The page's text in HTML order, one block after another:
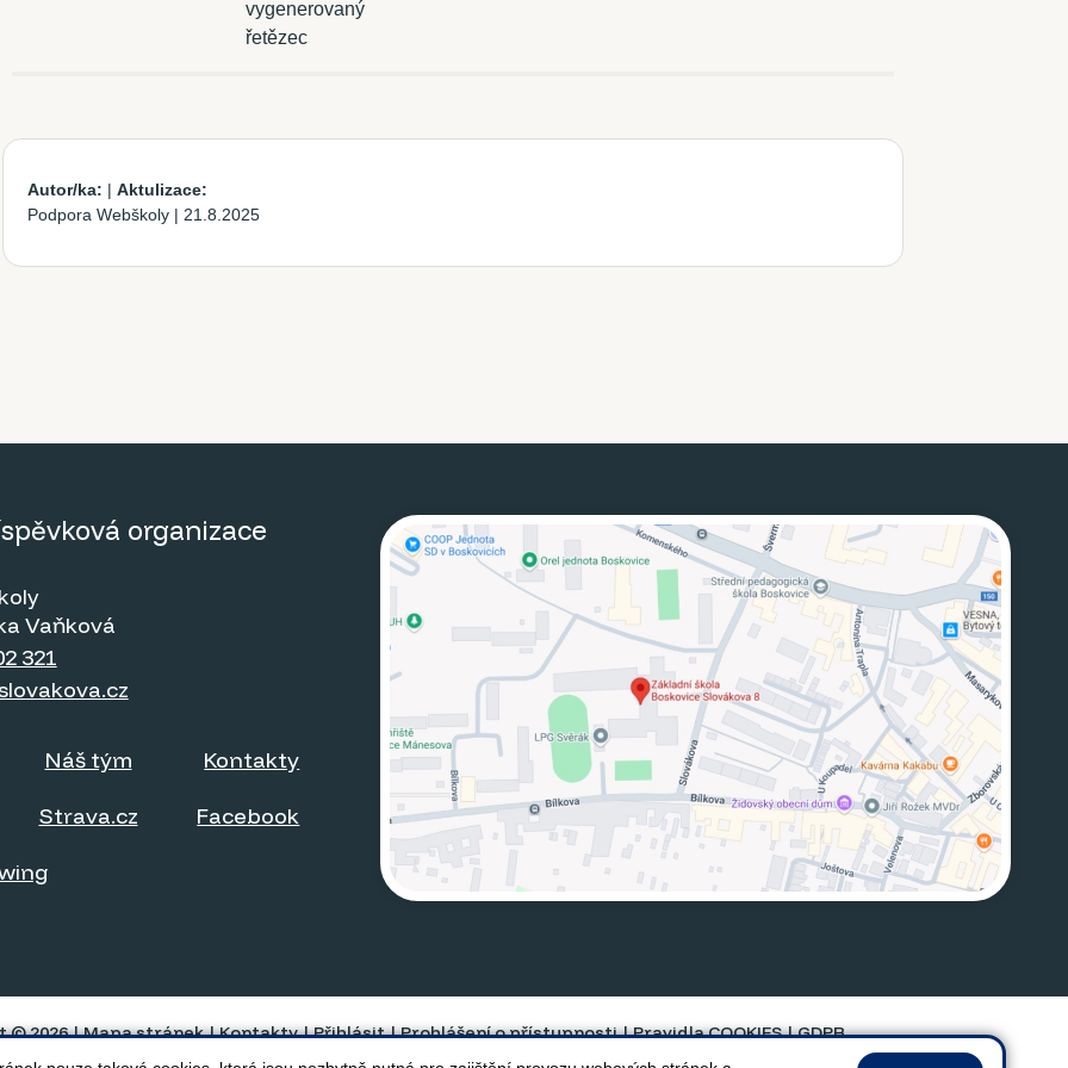
vygenerovaný
řetězec
Autor/ka: | Aktulizace:
Podpora Webškoly | 21.8.2025
organizace
Vaňková
321
Náš tým Kontakty
Strava.cz Facebook
© 2026 |Mapa stránek|Kontakty|Přihlásit|Prohlášení o přístupnosti|Pravidla COOKIES|GDPR